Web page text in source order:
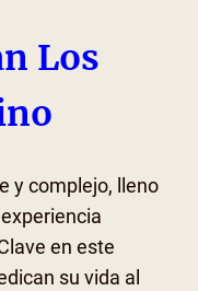
Los
y complejo, lleno
en este
su vida al